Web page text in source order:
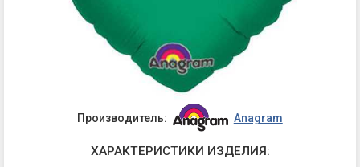
Производитель: Anagram
ХАРАКТЕРИСТИКИ ИЗДЕЛИЯ: